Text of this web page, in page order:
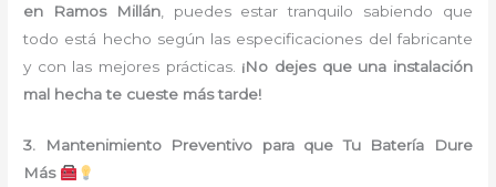
en Ramos Millán, puedes estar tranquilo sabiendo que
todo está hecho según las especificaciones del fabricante
y con las mejores prácticas. ¡No dejes que una instalación
mal hecha te cueste más tarde!
3. Mantenimiento Preventivo para que Tu Batería Dure
Más